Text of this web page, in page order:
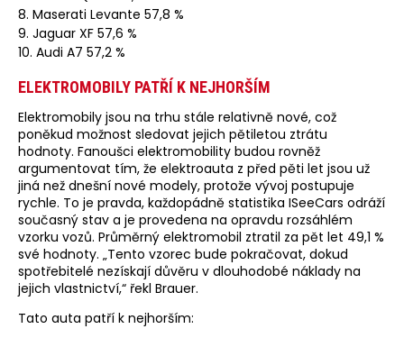
8. Maserati Levante 57,8 %
9. Jaguar XF 57,6 %
10. Audi A7 57,2 %
ELEKTROMOBILY PATŘÍ K NEJHORŠÍM
Elektromobily jsou na trhu stále relativně nové, což
poněkud možnost sledovat jejich pětiletou ztrátu
hodnoty. Fanoušci elektromobility budou rovněž
argumentovat tím, že elektroauta z před pěti let jsou už
jiná než dnešní nové modely, protože vývoj postupuje
rychle. To je pravda, každopádně statistika ISeeCars odráží
současný stav a je provedena na opravdu rozsáhlém
vzorku vozů. Průměrný elektromobil ztratil za pět let 49,1 %
své hodnoty. „Tento vzorec bude pokračovat, dokud
spotřebitelé nezískají důvěru v dlouhodobé náklady na
jejich vlastnictví,“ řekl Brauer.
Tato auta patří k nejhorším: